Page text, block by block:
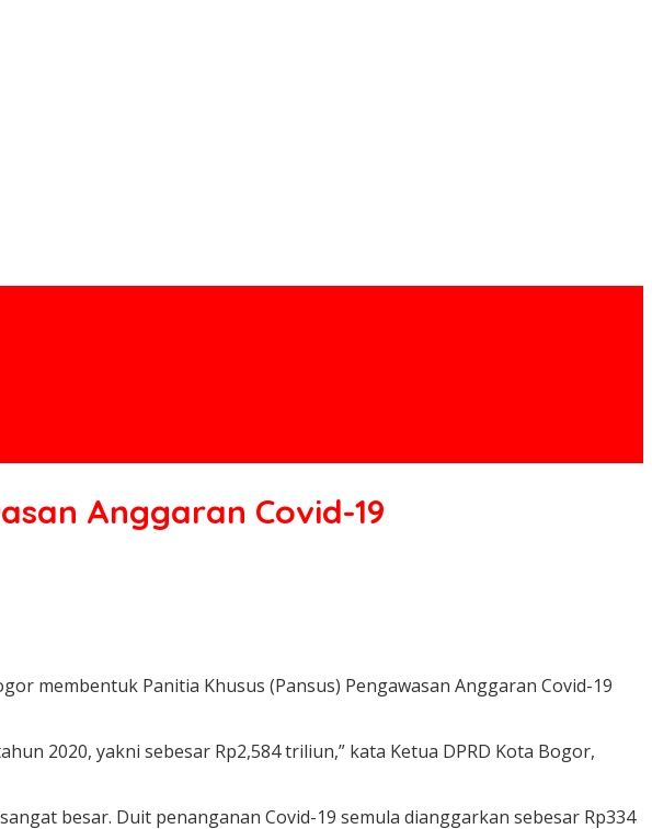
Anggaran Covid-19
membentuk Panitia Khusus (Pansus) Pengawasan Anggaran Covid-19
2020, yakni sebesar Rp2,584 triliun,” kata Ketua DPRD Kota Bogor,
besar. Duit penanganan Covid-19 semula dianggarkan sebesar Rp334